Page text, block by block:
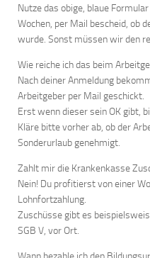
Nutze das obige, blaue
Wochen, per Mail bescheid, ob
wurde. Sonst müssen wir den
Wie reiche ich das beim
Nach deiner Anmeldung
Arbeitgeber per Mail geschickt.
Erst wenn dieser sein OK gibt,
Kläre bitte vorher ab, ob der
Sonderurlaub genehmigt.
Zahlt mir die Krankenkasse
Nein! Du profitierst von einer
Lohnfortzahlung.
Zuschüsse gibt es
SGB V, vor Ort.